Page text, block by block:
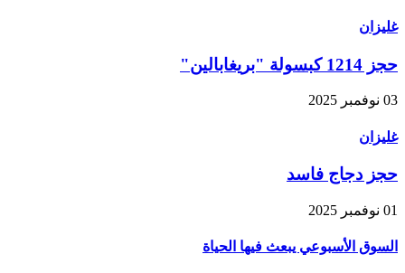
غليزان
حجز 1214 كبسولة "بريغابالين"
03 نوفمبر 2025
غليزان
حجز دجاج فاسد
01 نوفمبر 2025
السوق الأسبوعي يبعث فيها الحياة